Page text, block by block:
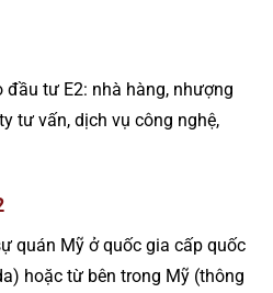
đầu tư E2: nhà hàng, nhượng
tư vấn, dịch vụ công nghệ,
quán Mỹ ở quốc gia cấp quốc
hoặc từ bên trong Mỹ (thông